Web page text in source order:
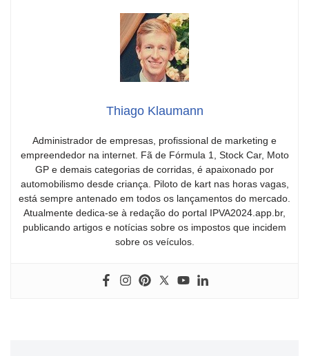
Thiago Klaumann
Administrador de empresas, profissional de marketing e
empreendedor na internet. Fã de Fórmula 1, Stock Car, Moto
GP e demais categorias de corridas, é apaixonado por
automobilismo desde criança. Piloto de kart nas horas vagas,
está sempre antenado em todos os lançamentos do mercado.
Atualmente dedica-se à redação do portal IPVA2024.app.br,
publicando artigos e notícias sobre os impostos que incidem
sobre os veículos.